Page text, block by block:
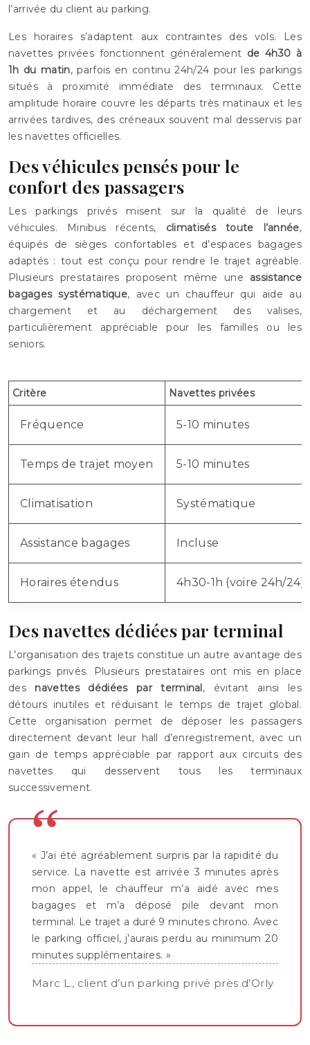
l’arrivée du client au parking.
Les horaires s’adaptent aux contraintes des vols. Les
navettes privées fonctionnent généralement de 4h30 à
1h du matin, parfois en continu 24h/24 pour les parkings
situés à proximité immédiate des terminaux. Cette
amplitude horaire couvre les départs très matinaux et les
arrivées tardives, des créneaux souvent mal desservis par
les navettes officielles.
Des véhicules pensés pour le
confort des passagers
Les parkings privés misent sur la qualité de leurs
véhicules. Minibus récents, climatisés toute l’année,
équipés de sièges confortables et d’espaces bagages
adaptés : tout est conçu pour rendre le trajet agréable.
Plusieurs prestataires proposent même une assistance
bagages systématique, avec un chauffeur qui aide au
chargement et au déchargement des valises,
particulièrement appréciable pour les familles ou les
seniors.
Critère Navettes privées
Fréquence 5-10 minutes
Temps de trajet moyen 5-10 minutes
Climatisation Systématique
Assistance bagages Incluse
Horaires étendus 4h30-1h (voire 24h/24)
Des navettes dédiées par terminal
L’organisation des trajets constitue un autre avantage des
parkings privés. Plusieurs prestataires ont mis en place
des navettes dédiées par terminal, évitant ainsi les
détours inutiles et réduisant le temps de trajet global.
Cette organisation permet de déposer les passagers
directement devant leur hall d’enregistrement, avec un
gain de temps appréciable par rapport aux circuits des
navettes qui desservent tous les terminaux
successivement.
« J’ai été agréablement surpris par la rapidité du
service. La navette est arrivée 3 minutes après
mon appel, le chauffeur m’a aidé avec mes
bagages et m’a déposé pile devant mon
terminal. Le trajet a duré 9 minutes chrono. Avec
le parking officiel, j’aurais perdu au minimum 20
minutes supplémentaires. »
Marc L., client d’un parking privé près d’Orly